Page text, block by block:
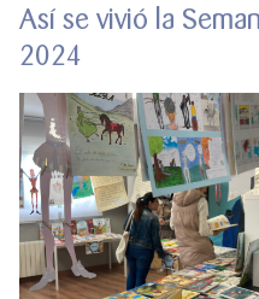
Así se vivió la
2024